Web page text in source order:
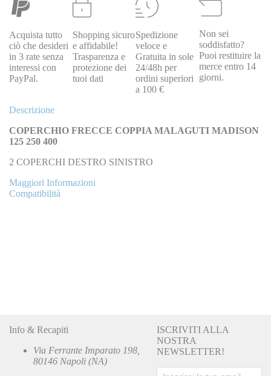
Acquista tutto
ciò che desideri
in 3 rate senza
interessi con
PayPal.
Shopping sicuro
e affidabile!
Trasparenza e
protezione dei
tuoi dati
Spedizione
veloce e
Gratuita in sole
24/48h per
ordini superiori
a 100 €
Non sei
soddisfatto?
Puoi restituire la
merce entro 14
giorni.
Descrizione
COPERCHIO FRECCE COPPIA MALAGUTI MADISON
125 250 400
2 COPERCHI DESTRO SINISTRO
Maggiori Informazioni
Compatibilità
Info & Recapiti
Via Ferrante Imparato 198,
80146 Napoli (NA)
ISCRIVITI ALLA
NOSTRA
NEWSLETTER!